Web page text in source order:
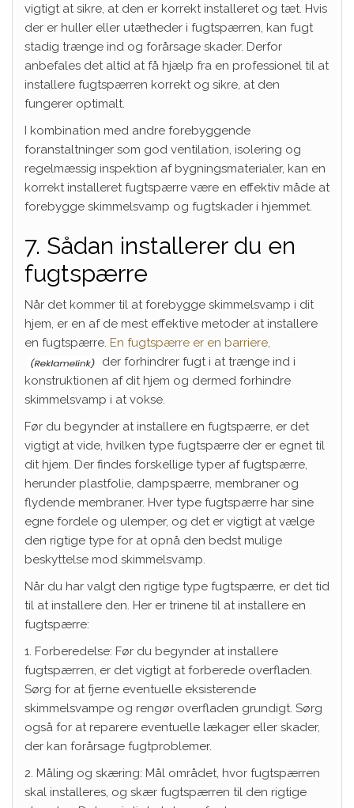
vigtigt at sikre, at den er korrekt installeret og tæt. Hvis
der er huller eller utætheder i fugtspærren, kan fugt
stadig trænge ind og forårsage skader. Derfor
anbefales det altid at få hjælp fra en professionel til at
installere fugtspærren korrekt og sikre, at den
fungerer optimalt.
I kombination med andre forebyggende
foranstaltninger som god ventilation, isolering og
regelmæssig inspektion af bygningsmaterialer, kan en
korrekt installeret fugtspærre være en effektiv måde at
forebygge skimmelsvamp og fugtskader i hjemmet.
7. Sådan installerer du en
fugtspærre
Når det kommer til at forebygge skimmelsvamp i dit
hjem, er en af de mest effektive metoder at installere
en fugtspærre. En fugtspærre er en barriere,
der forhindrer fugt i at trænge ind i
konstruktionen af dit hjem og dermed forhindre
skimmelsvamp i at vokse.
Før du begynder at installere en fugtspærre, er det
vigtigt at vide, hvilken type fugtspærre der er egnet til
dit hjem. Der findes forskellige typer af fugtspærre,
herunder plastfolie, dampspærre, membraner og
flydende membraner. Hver type fugtspærre har sine
egne fordele og ulemper, og det er vigtigt at vælge
den rigtige type for at opnå den bedst mulige
beskyttelse mod skimmelsvamp.
Når du har valgt den rigtige type fugtspærre, er det tid
til at installere den. Her er trinene til at installere en
fugtspærre:
1. Forberedelse: Før du begynder at installere
fugtspærren, er det vigtigt at forberede overfladen.
Sørg for at fjerne eventuelle eksisterende
skimmelsvampe og rengør overfladen grundigt. Sørg
også for at reparere eventuelle lækager eller skader,
der kan forårsage fugtproblemer.
2. Måling og skæring: Mål området, hvor fugtspærren
skal installeres, og skær fugtspærren til den rigtige